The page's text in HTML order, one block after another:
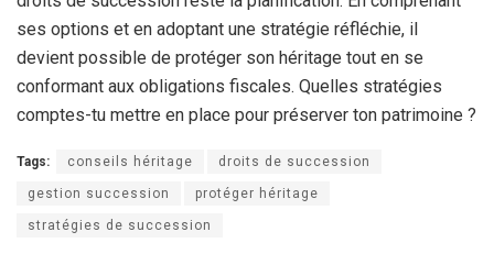
ses options et en adoptant une stratégie réfléchie, il
devient possible de protéger son héritage tout en se
conformant aux obligations fiscales. Quelles stratégies
comptes-tu mettre en place pour préserver ton patrimoine ?
Tags: conseils héritage droits de succession
gestion succession protéger héritage
stratégies de succession